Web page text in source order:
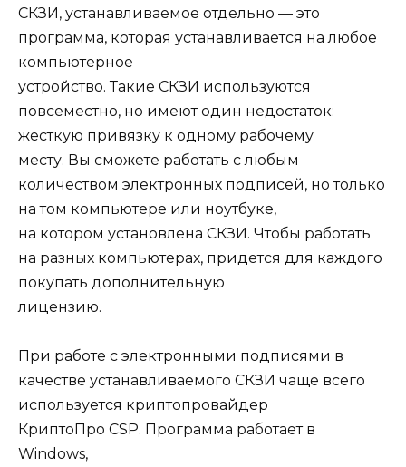
СКЗИ, устанавливаемое отдельно — это
программа, которая устанавливается на любое
компьютерное
устройство. Такие СКЗИ используются
повсеместно, но имеют один недостаток:
жесткую привязку к одному рабочему
месту. Вы сможете работать с любым
количеством электронных подписей, но только
на том компьютере или ноутбуке,
на котором установлена СКЗИ. Чтобы работать
на разных компьютерах, придется для каждого
покупать дополнительную
лицензию.
При работе с электронными подписями в
качестве устанавливаемого СКЗИ чаще всего
используется криптопровайдер
КриптоПро CSP. Программа работает в
Windows,